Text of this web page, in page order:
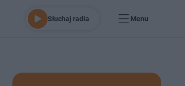
Słuchaj radia Menu